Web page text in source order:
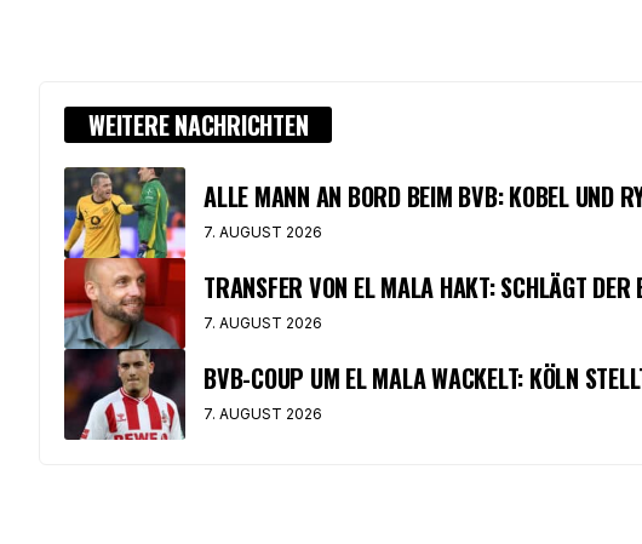
WEITERE NACHRICHTEN
ALLE MANN AN BORD BEIM BVB: KOBEL UND
7. AUGUST 2026
TRANSFER VON EL MALA HAKT: SCHLÄGT
7. AUGUST 2026
BVB-COUP UM EL MALA WACKELT: KÖLN
7. AUGUST 2026